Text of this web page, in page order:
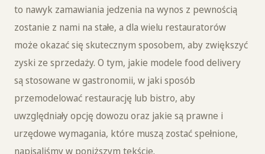
to nawyk zamawiania jedzenia na wynos z pewnością
zostanie z nami na stałe, a dla wielu restauratorów
może okazać się skutecznym sposobem, aby zwiększyć
zyski ze sprzedaży. O tym, jakie modele food delivery
są stosowane w gastronomii, w jaki sposób
przemodelować restaurację lub bistro, aby
uwzględniały opcję dowozu oraz jakie są prawne i
urzędowe wymagania, które muszą zostać spełnione,
napisaliśmy w poniższym tekście.